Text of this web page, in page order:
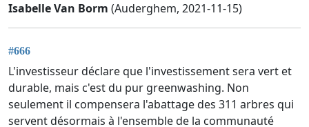
Isabelle Van Borm (Auderghem, 2021-11-15)
#666
L'investisseur déclare que l'investissement sera vert et
durable, mais c'est du pur greenwashing. Non
seulement il compensera l'abattage des 311 arbres qui
servent désormais à l'ensemble de la communauté